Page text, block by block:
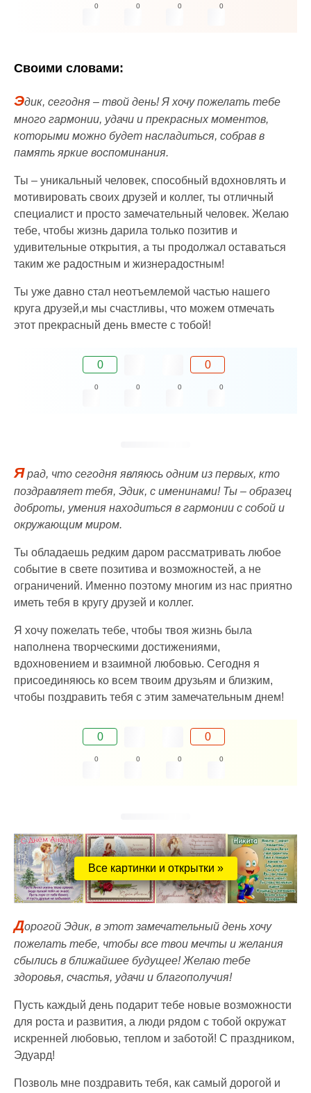
0 0 0 0
Своими словами:
Эдик, сегодня – твой день! Я хочу пожелать тебе
много гармонии, удачи и прекрасных моментов,
которыми можно будет насладиться, собрав в
память яркие воспоминания.
Ты – уникальный человек, способный вдохновлять и
мотивировать своих друзей и коллег, ты отличный
специалист и просто замечательный человек. Желаю
тебе, чтобы жизнь дарила только позитив и
удивительные открытия, а ты продолжал оставаться
таким же радостным и жизнерадостным!
Ты уже давно стал неотъемлемой частью нашего
круга друзей,и мы счастливы, что можем отмечать
этот прекрасный день вместе с тобой!
0 0
0 0 0 0
Ярад, что сегодня являюсь одним из первых, кто
поздравляет тебя, Эдик, с именинами! Ты – образец
доброты, умения находиться в гармонии с собой и
окружающим миром.
Ты обладаешь редким даром рассматривать любое
событие в свете позитива и возможностей, а не
ограничений. Именно поэтому многим из нас приятно
иметь тебя в кругу друзей и коллег.
Я хочу пожелать тебе, чтобы твоя жизнь была
наполнена творческими достижениями,
вдохновением и взаимной любовью. Сегодня я
присоединяюсь ко всем твоим друзьям и близким,
чтобы поздравить тебя с этим замечательным днем!
0 0
0 0 0 0
Все картинки и открытки »
Дорогой Эдик, в этот замечательный день хочу
пожелать тебе, чтобы все твои мечты и желания
сбылись в ближайшее будущее! Желаю тебе
здоровья, счастья, удачи и благополучия!
Пусть каждый день подарит тебе новые возможности
для роста и развития, а люди рядом с тобой окружат
искренней любовью, теплом и заботой! С праздником,
Эдуард!
Позволь мне поздравить тебя, как самый дорогой и